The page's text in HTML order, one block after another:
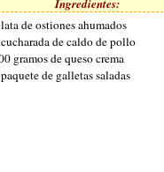
Ingredientes:
de ostiones ahumados
de caldo de pollo
gramos de queso crema
de galletas saladas